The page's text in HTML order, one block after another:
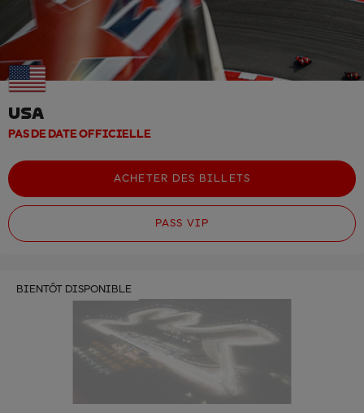
USA
PAS DE DATE OFFICIELLE
ACHETER DES BILLETS
PASS VIP
BIENTÔT DISPONIBLE